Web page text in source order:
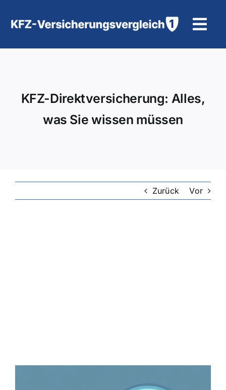
Inhalt
Hilfe und Kontakt
KFZ-Direktversicherung: Alles,
was Sie wissen müssen
Zurück Vor